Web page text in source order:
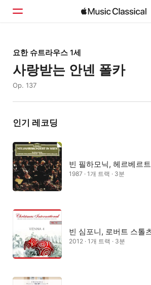
홈
둘러보기
요한 슈트라우스 1세
사랑받는 안넨 폴카
Op. 137
인기 레코딩
빈 필하모닉, 헤르베르
1987 · 1개 트랙 · 3분
빈 심포니, 로버트 스톨
2012 · 1개 트랙 · 3분